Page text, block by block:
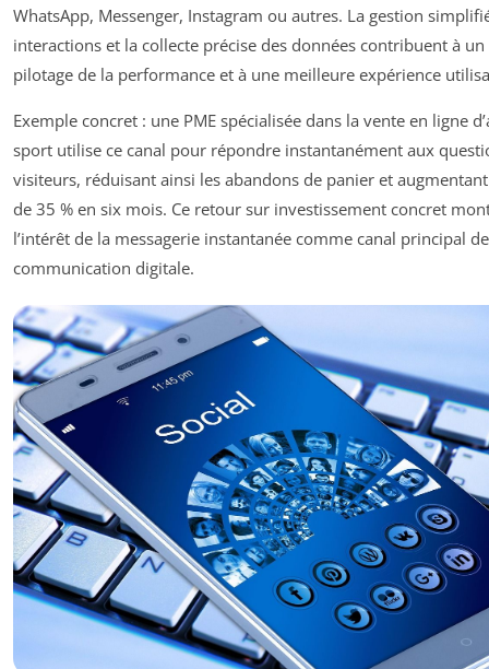
WhatsApp, Messenger, Instagram ou autres. La gestion
interactions et la collecte précise des données contribuent à
pilotage de la performance et à une meilleure expérience
Exemple concret : une PME spécialisée dans la vente en ligne
sport utilise ce canal pour répondre instantanément aux
visiteurs, réduisant ainsi les abandons de panier et
de 35 % en six mois. Ce retour sur investissement concret
l’intérêt de la messagerie instantanée comme canal principal de
communication digitale.